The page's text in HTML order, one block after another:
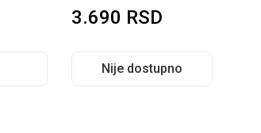
3.690 RSD
Nije dostupno